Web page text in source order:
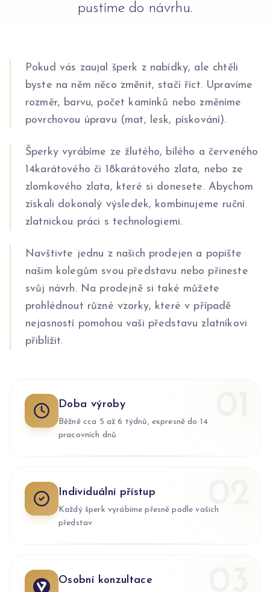
pustíme do návrhu.
Pokud vás zaujal šperk z nabídky, ale chtěli
byste na něm něco změnit, stačí říct. Upravíme
rozměr, barvu, počet kamínků nebo změníme
povrchovou úpravu (mat, lesk, pískování).
Šperky vyrábíme ze žlutého, bílého a červeného
14karátového či 18karátového zlata, nebo ze
zlomkového zlata, které si donesete. Abychom
získali dokonalý výsledek, kombinujeme ruční
zlatnickou práci s technologiemi.
Navštivte jednu z našich prodejen a popište
našim kolegům svou představu nebo přineste
svůj návrh. Na prodejně si také můžete
prohlédnout různé vzorky, které v případě
nejasností pomohou vaši představu zlatníkovi
přiblížit.
Doba výroby
Běžně cca 5 až 6 týdnů, expresně do 14
pracovních dnů
Individuální přístup
Každý šperk vyrábíme přesně podle vašich
představ
Osobní konzultace